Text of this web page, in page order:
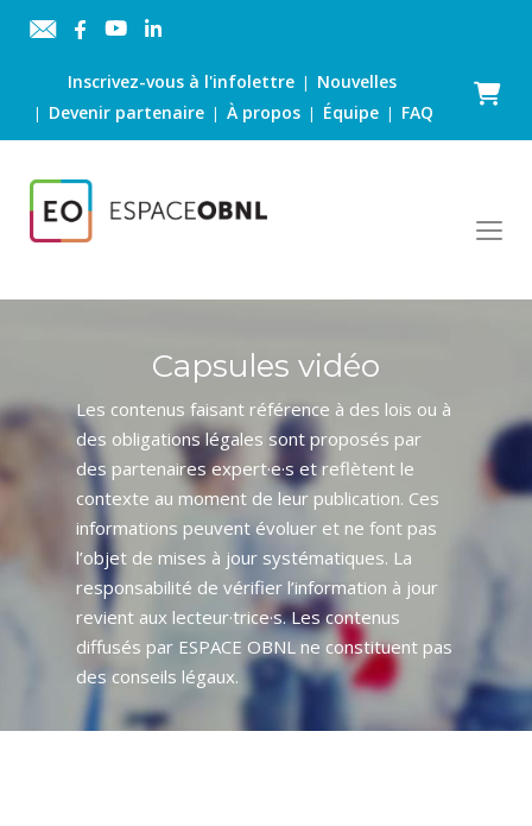
Inscrivez-vous à l'infolettre| Nouvelles
| Devenir partenaire |À propos | Équipe | FAQ
Panier
Capsules vidéo
Les contenus faisant référence à des lois ou à
des obligations légales sont proposés par
des partenaires expert·e·s et reflètent le
contexte au moment de leur publication. Ces
informations peuvent évoluer et ne font pas
l’objet de mises à jour systématiques. La
responsabilité de vérifier l’information à jour
revient aux lecteur·trice·s. Les contenus
diffusés par ESPACE OBNL ne constituent pas
des conseils légaux.